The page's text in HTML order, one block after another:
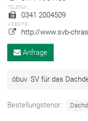
TELEFAX:
0341 2004509
WEBSITE:
http://www.svb-
Anfrage
öbuv. SV für das
Bestellungstenor: